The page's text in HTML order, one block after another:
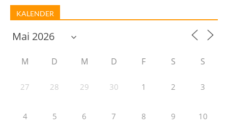
KALENDER
M D M D F S S
27 28 29 30 1 2 3
4 5 6 7 8 9 10